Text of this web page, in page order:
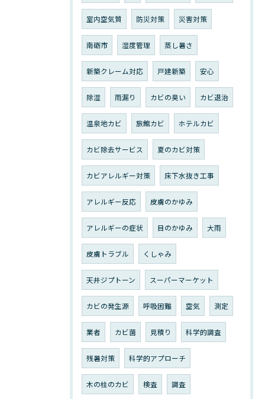
室内空気質 防災対策 災害対策
南砺市 湿度管理 蒸し暑さ
新築クレーム対応 戸建新築 安心
除湿 雨漏り カビの臭い カビ退治
温泉地カビ 旅館カビ ホテルカビ
カビ除去サービス 夏のカビ対策
カビアレルギー対策 床下水抜き工事
アレルギー反応 皮膚のかゆみ
アレルギーの症状 目のかゆみ 大雨
皮膚トラブル くしゃみ
天井ジプトーン スーパーマーケット
カビの発生源 呼吸困難 空気 測定
業者 カビ菌 見積り 科学的調査
残暑対策 科学的アプローチ
木の柱のカビ 検査 調査